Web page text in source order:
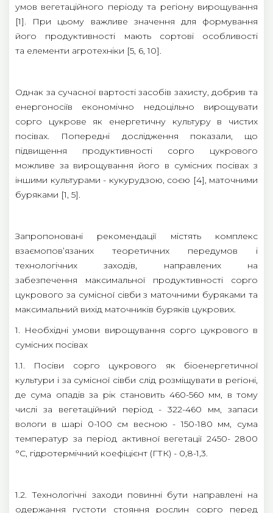
умов вегетаційного періоду та регіону вирощування
[1]. При цьому важливе значення для формування
його продуктивності мають сортові особливості
та елементи агротехніки [5, 6, 10].
Однак за сучасної вартості засобів захисту, добрив та
енергоносіїв економічно недоцільно вирощувати
сорго цукрове як енергетичну культуру в чистих
посівах. Попередні дослідження показали, що
підвищення продуктивності сорго цукрового
можливе за вирощування його в сумісних посівах з
іншими культурами - кукурудзою, соєю [4], маточними
буряками [1, 5].
Запропоновані рекомендації містять комплекс
взаємопов’язаних теоретичних передумов і
технологічних заходів, направлених на
забезпечення максимальної продуктивності сорго
цукрового за сумісної сівби з маточними буряками та
максимальний вихід маточників буряків цукрових.
1. Необхідні умови вирощування сорго цукрового в
сумісних посівах
1.1. Посіви сорго цукрового як біоенергетичної
культури і за сумісної сівби слід розміщувати в регіоні,
де сума опадів за рік становить 460-560 мм, в тому
числі за вегетаційний період - 322-460 мм, запаси
вологи в шарі 0-100 см весною - 150-180 мм, сума
температур за період активної вегетації 2450- 2800
°С, гідротермічний коефіцієнт (ГТК) - 0,8-1,3.
1.2. Технологічні заходи повинні бути направлені на
одержання густоти стояння рослин сорго перед